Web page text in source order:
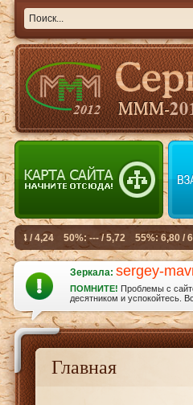
Зеркала: sergey-
ПОМНИТЕ! Проблемы с
десятником и успокойтесь.
Главная